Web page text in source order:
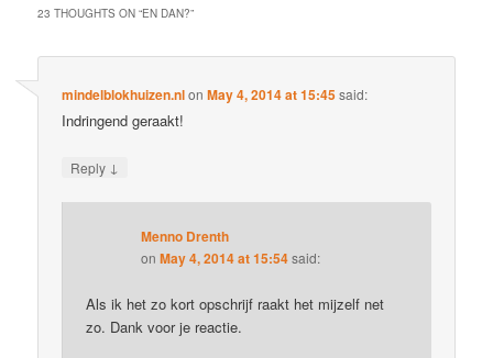
23 THOUGHTS ON “EN DAN?”
mindelblokhuizen.nlonMay 4, 2014 at 15:45said:
Indringend geraakt!
Reply ↓
Menno Drenth
onMay 4, 2014 at 15:54said:
Als ik het zo kort opschrijf raakt het mijzelf net
zo. Dank voor je reactie.